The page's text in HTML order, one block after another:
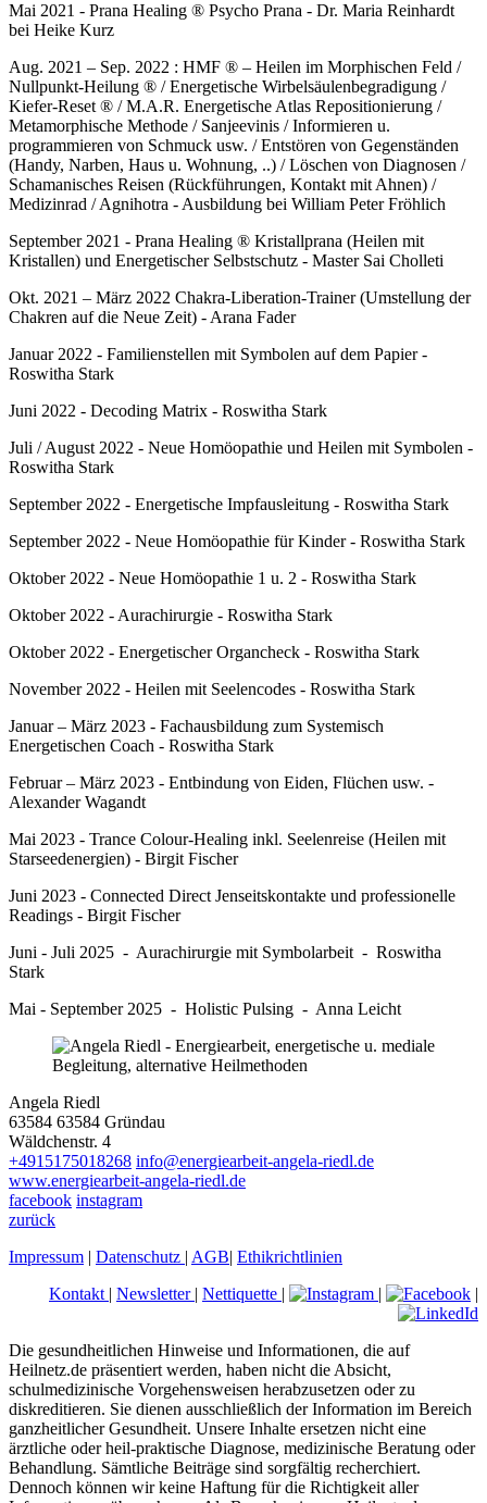
Mai 2021 - Prana Healing ® Psycho Prana - Dr. Maria Reinhardt
bei Heike Kurz
Aug. 2021 – Sep. 2022 : HMF ® – Heilen im Morphischen Feld /
Nullpunkt-Heilung ® / Energetische Wirbelsäulenbegradigung /
Kiefer-Reset ® / M.A.R. Energetische Atlas Repositionierung /
Metamorphische Methode / Sanjeevinis / Informieren u.
programmieren von Schmuck usw. / Entstören von Gegenständen
(Handy, Narben, Haus u. Wohnung, ..) / Löschen von Diagnosen /
Schamanisches Reisen (Rückführungen, Kontakt mit Ahnen) /
Medizinrad / Agnihotra - Ausbildung bei William Peter Fröhlich
September 2021 - Prana Healing ® Kristallprana (Heilen mit
Kristallen) und Energetischer Selbstschutz - Master Sai Cholleti
Okt. 2021 – März 2022 Chakra-Liberation-Trainer (Umstellung der
Chakren auf die Neue Zeit) - Arana Fader
Januar 2022 - Familienstellen mit Symbolen auf dem Papier -
Roswitha Stark
Juni 2022 - Decoding Matrix - Roswitha Stark
Juli / August 2022 - Neue Homöopathie und Heilen mit Symbolen -
Roswitha Stark
September 2022 - Energetische Impfausleitung - Roswitha Stark
September 2022 - Neue Homöopathie für Kinder - Roswitha Stark
Oktober 2022 - Neue Homöopathie 1 u. 2 - Roswitha Stark
Oktober 2022 - Aurachirurgie - Roswitha Stark
Oktober 2022 - Energetischer Organcheck - Roswitha Stark
November 2022 - Heilen mit Seelencodes - Roswitha Stark
Januar – März 2023 - Fachausbildung zum Systemisch
Energetischen Coach - Roswitha Stark
Februar – März 2023 - Entbindung von Eiden, Flüchen usw. -
Alexander Wagandt
Mai 2023 - Trance Colour-Healing inkl. Seelenreise (Heilen mit
Starseedenergien) - Birgit Fischer
Juni 2023 - Connected Direct Jenseitskontakte und professionelle
Readings - Birgit Fischer
Juni - Juli 2025 - Aurachirurgie mit Symbolarbeit - Roswitha
Stark
Mai - September 2025 - Holistic Pulsing - Anna Leicht
Angela Riedl
63584 63584 Gründau
Wäldchenstr. 4
+4915175018268 info@energiearbeit-angela-riedl.de
www.energiearbeit-angela-riedl.de
facebook instagram
zurück
Impressum | Datenschutz | AGB| Ethikrichtlinien
Kontakt | Newsletter | Nettiquette | | |
Die gesundheitlichen Hinweise und Informationen, die auf
Heilnetz.de präsentiert werden, haben nicht die Absicht,
schulmedizinische Vorgehensweisen herabzusetzen oder zu
diskreditieren. Sie dienen ausschließlich der Information im Bereich
ganzheitlicher Gesundheit. Unsere Inhalte ersetzen nicht eine
ärztliche oder heil-praktische Diagnose, medizinische Beratung oder
Behandlung. Sämtliche Beiträge sind sorgfältig recherchiert.
Dennoch können wir keine Haftung für die Richtigkeit aller